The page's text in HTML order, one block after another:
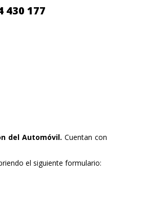
430 177
del Automóvil. Cuentan con
el siguiente formulario: